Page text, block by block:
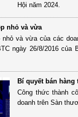
Hội năm 2024.
nhỏ và vừa
nhỏ và vừa của các
ngày 26/8/2016
Bí quyết bán hàng
Công thức thành
doanh trên Sàn